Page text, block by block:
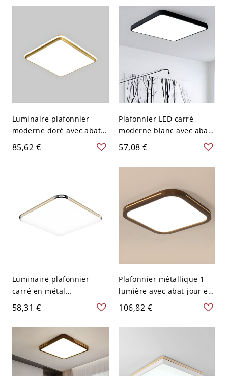
chambre et couloir - 110
métal, 110V-120V, 6"
Luminaire plafonnier
moderne doré avec abat-
jour blanc et ampoules
LED - 110 V-120 V 49,53
85,62 €
Plafonnier LED carré
moderne blanc avec abat-
jour en acrylique - 1
lumière, 16x16 pouces -
Noir 110 V-120 V Blanc
57,08 €
Luminaire plafonnier
carré en métal
minimaliste doré de 12
pouces de largeur avec
éclairage LED intégré
58,31 €
Plafonnier métallique 1
lumière avec abat-jour en
polymère, LED, câblage
direct, 110V-120V, 16",
trois niveaux (lumière
106,82 €